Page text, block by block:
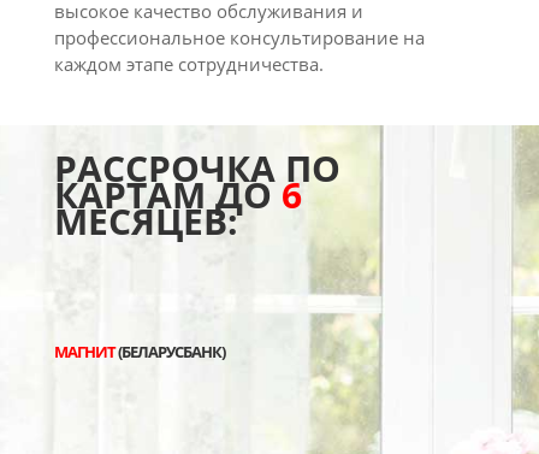
высокое качество обслуживания и
профессиональное консультирование на
каждом этапе сотрудничества.
РАССРОЧКА ПО
КАРТАМ ДО6
МЕСЯЦЕВ:
МАГНИТ(БЕЛАРУСБАНК)